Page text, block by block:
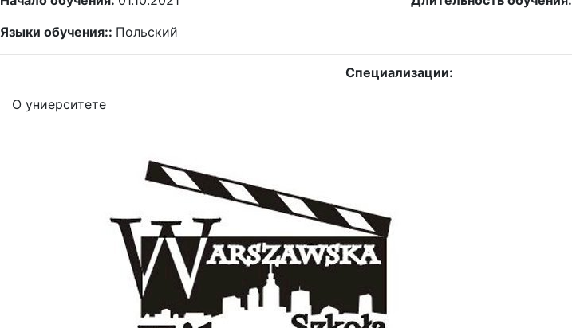
Языки обучения:: Польский
Специализации:
О униерситете